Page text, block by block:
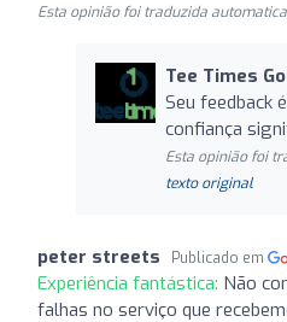
Esta opinião foi traduzida
Tee Times
Seu feedback
confiança
Esta opinião foi
texto original
peter streets Publicado em
Experiência fantástica: Não
falhas no serviço que